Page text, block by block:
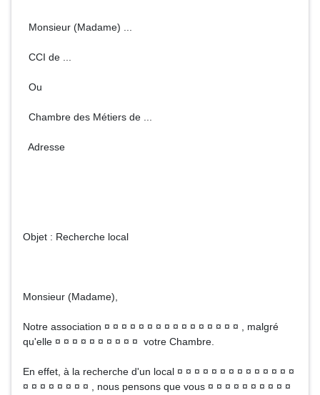
Monsieur (Madame) ...
CCI de ...
Ou
Chambre des Métiers de ...
Adresse
Objet : Recherche local
Monsieur (Madame),
Notre association ¤ ¤ ¤ ¤ ¤ ¤ ¤ ¤ ¤ ¤ ¤ ¤ ¤ ¤ ¤ ¤ , malgré
qu'elle ¤ ¤ ¤ ¤ ¤ ¤ ¤ ¤ ¤ ¤ votre Chambre.
En effet, à la recherche d'un local ¤ ¤ ¤ ¤ ¤ ¤ ¤ ¤ ¤ ¤ ¤ ¤ ¤ ¤
¤ ¤ ¤ ¤ ¤ ¤ ¤ ¤ , nous pensons que vous ¤ ¤ ¤ ¤ ¤ ¤ ¤ ¤ ¤ ¤